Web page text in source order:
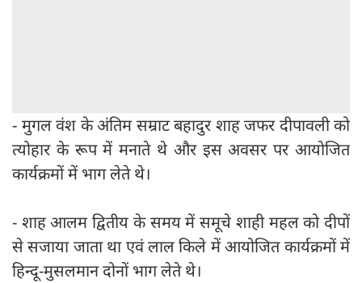
- मुगल वंश के अंतिम सम्राट बहादुर शाह जफर दीपावली को
त्योहार के रूप में मनाते थे और इस अवसर पर आयोजित
कार्यक्रमों में भाग लेते थे।
- शाह आलम द्वितीय के समय में समूचे शाही महल को दीपों
से सजाया जाता था एवं लाल किले में आयोजित कार्यक्रमों में
हिन्दू-मुसलमान दोनों भाग लेते थे।